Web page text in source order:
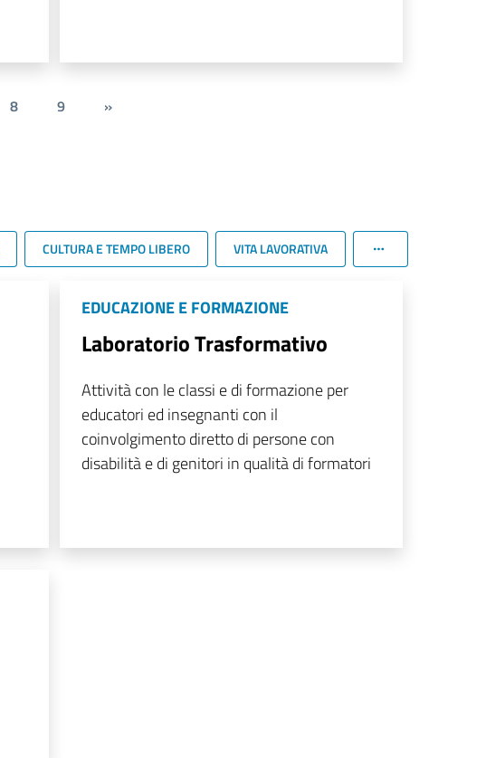
8 9 »
CULTURA E TEMPO LIBERO VITA LAVORATIVA
EDUCAZIONE E FORMAZIONE
Laboratorio Trasformativo
Attività con le classi e di formazione per
educatori ed insegnanti con il
coinvolgimento diretto di persone con
disabilità e di genitori in qualità di formatori